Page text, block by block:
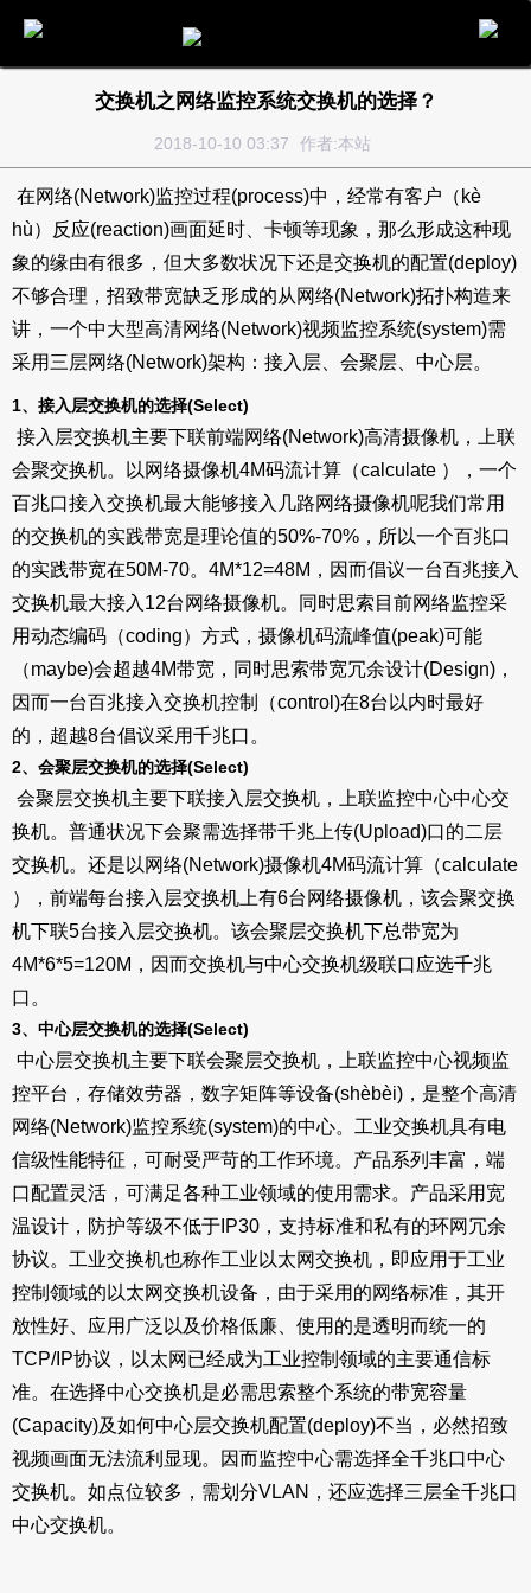
交换机之网络监控系统交换机的选择？
2018-10-10 03:37 作者:本站
在网络(Network)监控过程(process)中，经常有客户（kè
hù）反应(reaction)画面延时、卡顿等现象，那么形成这种现
象的缘由有很多，但大多数状况下还是交换机的配置(deploy)
不够合理，招致带宽缺乏形成的从网络(Network)拓扑构造来
讲，一个中大型高清网络(Network)视频监控系统(system)需
采用三层网络(Network)架构：接入层、会聚层、中心层。
1、接入层交换机的选择(Select)
接入层交换机主要下联前端网络(Network)高清摄像机，上联
会聚交换机。以网络摄像机4M码流计算（calculate ），一个
百兆口接入交换机最大能够接入几路网络摄像机呢我们常用
的交换机的实践带宽是理论值的50%-70%，所以一个百兆口
的实践带宽在50M-70。4M*12=48M，因而倡议一台百兆接入
交换机最大接入12台网络摄像机。同时思索目前网络监控采
用动态编码（coding）方式，摄像机码流峰值(peak)可能
（maybe)会超越4M带宽，同时思索带宽冗余设计(Design)，
因而一台百兆接入交换机控制（control)在8台以内时最好
的，超越8台倡议采用千兆口。
2、会聚层交换机的选择(Select)
会聚层交换机主要下联接入层交换机，上联监控中心中心交
换机。普通状况下会聚需选择带千兆上传(Upload)口的二层
交换机。还是以网络(Network)摄像机4M码流计算（calculate
），前端每台接入层交换机上有6台网络摄像机，该会聚交换
机下联5台接入层交换机。该会聚层交换机下总带宽为
4M*6*5=120M，因而交换机与中心交换机级联口应选千兆
口。
3、中心层交换机的选择(Select)
中心层交换机主要下联会聚层交换机，上联监控中心视频监
控平台，存储效劳器，数字矩阵等设备(shèbèi)，是整个高清
网络(Network)监控系统(system)的中心。工业交换机具有电
信级性能特征，可耐受严苛的工作环境。产品系列丰富，端
口配置灵活，可满足各种工业领域的使用需求。产品采用宽
温设计，防护等级不低于IP30，支持标准和私有的环网冗余
协议。工业交换机也称作工业以太网交换机，即应用于工业
控制领域的以太网交换机设备，由于采用的网络标准，其开
放性好、应用广泛以及价格低廉、使用的是透明而统一的
TCP/IP协议，以太网已经成为工业控制领域的主要通信标
准。在选择中心交换机是必需思索整个系统的带宽容量
(Capacity)及如何中心层交换机配置(deploy)不当，必然招致
视频画面无法流利显现。因而监控中心需选择全千兆口中心
交换机。如点位较多，需划分VLAN，还应选择三层全千兆口
中心交换机。
电话 留言